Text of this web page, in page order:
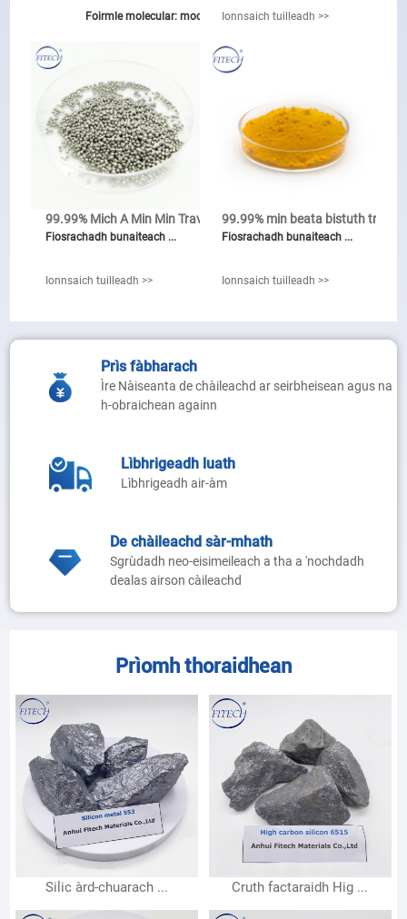
Foirmle molecular: moo3
Einecs Chan eil .: 215-204-7
Coltas: geal gu liath, pùdar uaine jet
Iarrtas: Alloy / Catalyis
Dùmhlachd: 4.692 G / cm3
Puing goil: 1155 ° C.
Ionnsaich tuilleadh >>
99.99% Mich A Min Min Trave Col ...
Fiosrachadh bunaiteach ...
Ionnsaich tuilleadh >>
99.99% min beata bistuth trio ...
Fiosrachadh bunaiteach ...
Ionnsaich tuilleadh >>
Prìs fàbharach
Ìre Nàiseanta de chàileachd ar seirbheisean agus na
h-obraichean againn
Lìbhrigeadh luath
Lìbhrigeadh air-àm
De chàileachd sàr-mhath
Sgrùdadh neo-eisimeileach a tha a 'nochdadh
dealas airson càileachd
Prìomh thoraidhean
Silic àrd-chuarach ... Cruth factaraidh Hig ...